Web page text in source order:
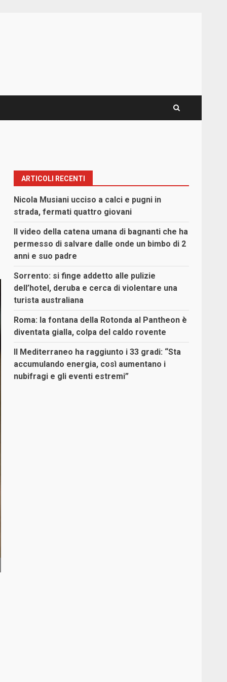
ARTICOLI RECENTI
Nicola Musiani ucciso a calci e pugni in
strada, fermati quattro giovani
Il video della catena umana di bagnanti che ha
permesso di salvare dalle onde un bimbo di 2
anni e suo padre
Sorrento: si finge addetto alle pulizie
dell’hotel, deruba e cerca di violentare una
turista australiana
Roma: la fontana della Rotonda al Pantheon è
diventata gialla, colpa del caldo rovente
Il Mediterraneo ha raggiunto i 33 gradi: “Sta
accumulando energia, così aumentano i
nubifragi e gli eventi estremi”